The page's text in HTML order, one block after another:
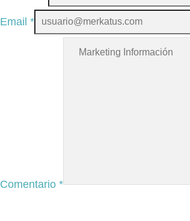
Email *
Comentario *